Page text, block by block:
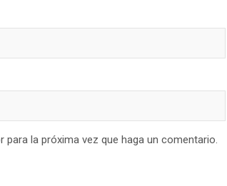
la próxima vez que haga un comentario.